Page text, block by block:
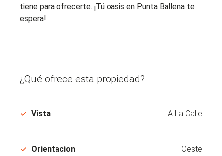
tiene para ofrecerte. ¡Tú oasis en Punta Ballena te
espera!
¿Qué ofrece esta propiedad?
Vista A La Calle
Orientacion Oeste